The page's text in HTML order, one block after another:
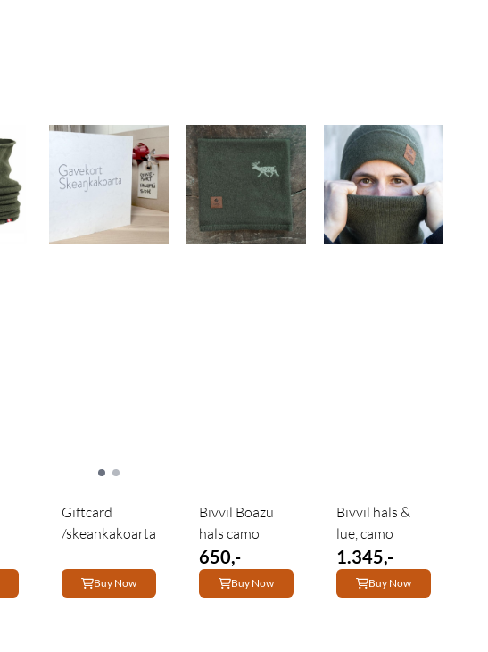
Giftcard
/skeankakoarta
Buy Now
Bivvil Boazu
hals camo
650,-
Buy Now
Bivvil hals &
lue, camo
1.345,-
Buy Now